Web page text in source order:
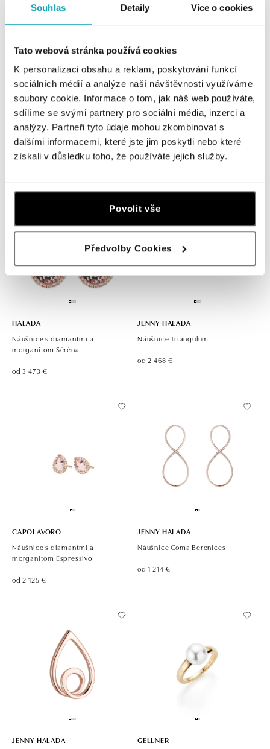
Souhlas Detaily Více o cookies
Tato webová stránka používá cookies
K personalizaci obsahu a reklam, poskytování funkcí
sociálních médií a analýze naší návštěvnosti využíváme
soubory cookie. Informace o tom, jak náš web používáte,
sdílíme se svými partnery pro sociální média, inzerci a
analýzy. Partneři tyto údaje mohou zkombinovat s
dalšími informacemi, které jste jim poskytli nebo které
získali v důsledku toho, že používáte jejich služby.
Povolit vše
Předvolby Cookies
HALADA
Náušnice s diamantmi a topásom
Rosette
od 2 205 €
GELLNER
Prsteň s morskou bielou Južnou
perlou Modern Classic
od 1 645 €
HALADA
Náušnice s diamantmi a
morganitom Séréna
od 3 473 €
JENNY HALADA
Náušnice Triangulum
od 2 468 €
CAPOLAVORO
Náušnice s diamantmi a
morganitom Espressivo
od 2 125 €
JENNY HALADA
Náušnice Coma Berenices
od 1 214 €
JENNY HALADA
GELLNER